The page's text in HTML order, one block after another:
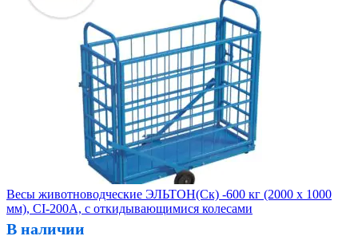
Весы животноводческие ЭЛЬТОН(Ск) -600 кг (2000 х 1000
мм), CI-200A, с откидывающимися колесами
В наличии